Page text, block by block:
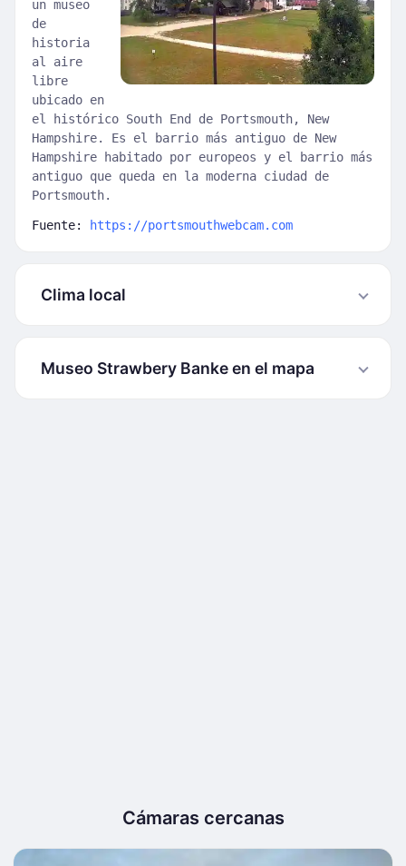
un museo
de
historia
al aire
libre
ubicado en
el histórico South End de Portsmouth, New
Hampshire. Es el barrio más antiguo de New
Hampshire habitado por europeos y el barrio más
antiguo que queda en la moderna ciudad de
Portsmouth.
Fuente: https://portsmouthwebcam.com
Clima local
Museo Strawbery Banke en el mapa
Cámaras cercanas